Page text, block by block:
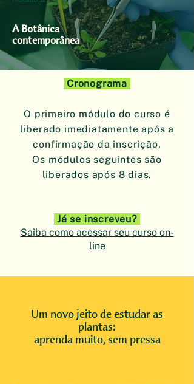
A Botânica
contemporânea
Cronograma
O primeiro módulo do curso é
liberado imediatamente após a
confirmação da inscrição.
Os módulos seguintes são
liberados após 8 dias.
Já se inscreveu?
Saiba como acessar seu curso on-
line
Um novo jeito de estudar as
plantas:
aprenda muito, sem pressa